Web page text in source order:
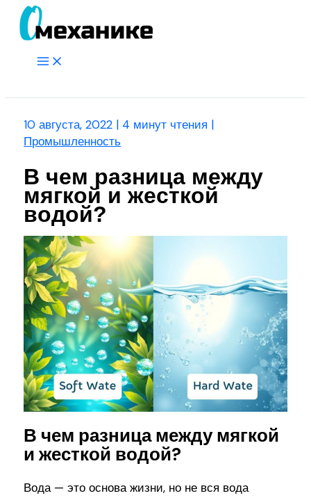
Перейти
Main
10 августа, 2022 | 4 минут чтения |
Промышленность
В чем разница между
мягкой и жесткой
водой?
В чем разница между мягкой
и жесткой водой?
Вода — это основа жизни, но не вся вода